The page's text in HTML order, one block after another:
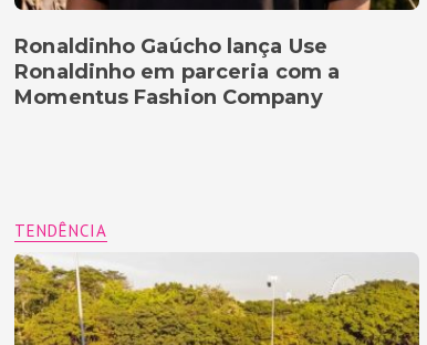
Ronaldinho Gaúcho lança Use
Ronaldinho em parceria com a
Momentus Fashion Company
TENDÊNCIA